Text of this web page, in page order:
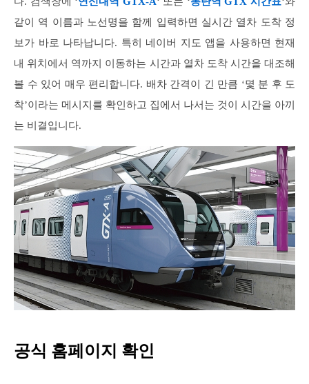
같이 역 이름과 노선명을 함께 입력하면 실시간 열차 도착 정
보가 바로 나타납니다. 특히 네이버 지도 앱을 사용하면 현재
내 위치에서 역까지 이동하는 시간과 열차 도착 시간을 대조해
볼 수 있어 매우 편리합니다. 배차 간격이 긴 만큼 ‘몇 분 후 도
착’이라는 메시지를 확인하고 집에서 나서는 것이 시간을 아끼
는 비결입니다.
공식 홈페이지 확인